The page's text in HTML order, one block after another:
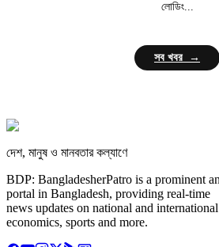
লোডিং...
সব খবর →
দেশ, মানুষ ও মানবতার কল্যাণে
BDP: BangladesherPatro is a prominent
portal in Bangladesh, providing real-time
news updates on national and
economics, sports and more.